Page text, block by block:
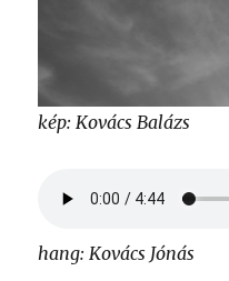
kép: Kovács Balázs
hang: Kovács Jónás